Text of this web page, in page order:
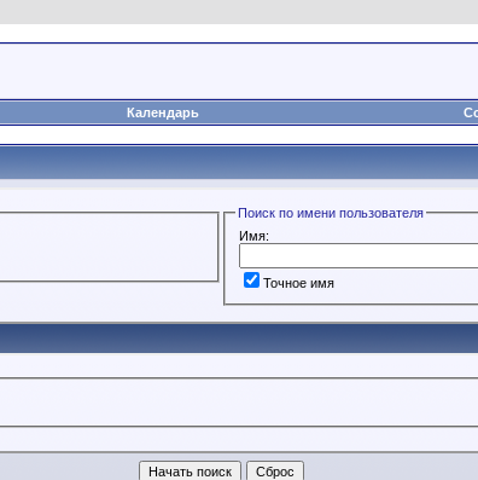
Календарь
Поиск по имени пользователя
Имя:
Точное имя